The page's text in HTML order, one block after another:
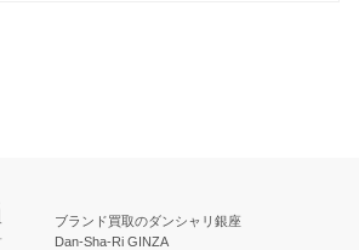
ブランド買取のダンシャリ銀座
Dan-Sha-Ri GINZA